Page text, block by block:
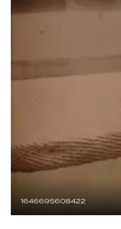
1646695608422